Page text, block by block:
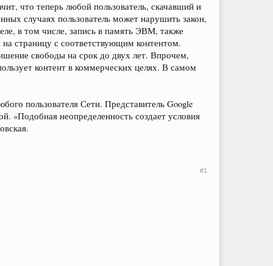
что теперь любой пользователь, скачавший и
случаях пользователь может нарушить закон,
в том числе, запись в память ЭВМ, также
на страницу с соответствующим контентом.
свободы на срок до двух лет. Впрочем,
контент в коммерческих целях. В самом
пользователя Сети. Представитель Google
«Подобная неопределенность создает условия
#1